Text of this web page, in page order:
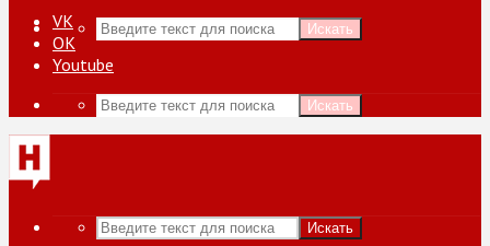
Искать
VK
ОК
Youtube
Искать
Искать